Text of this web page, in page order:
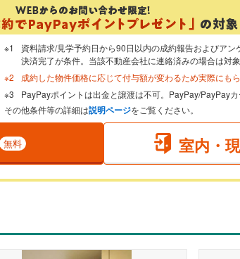
資料請求/見学予約日から90日以内の成約報告およびア
決済完了が条件。当該不動産会社に連絡済みの場合は対
成約した物件価格に応じて付与額が変わるため実際にも
PayPayポイントは出金と譲渡は不可。PayPay/PayPay
その他条件等の詳細は説明ページをご覧ください。
無料 室内・